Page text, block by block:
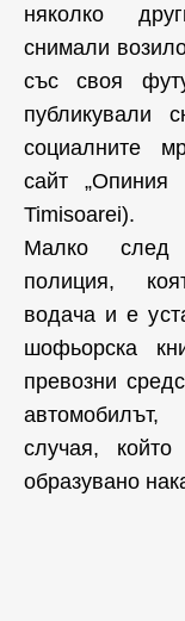
няколко
снимали
със своя
публикували
социалните
сайт „Опиния
Timisoarei).
Малко след
полиция,
водача и е
шофьорска
превозни
случая,
образувано